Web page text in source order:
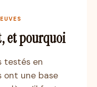
et pourquoi
testés en
ont une base